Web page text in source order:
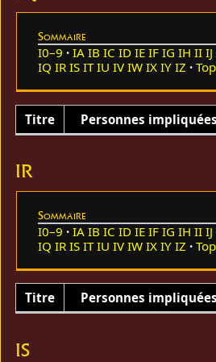
Sommaire
I0–9 IA IB IC ID IE IF IG IH II IJ
IQ IR IS IT IU IV IW IX IY IZ Top
Titre Personnes impliquées
IR
Sommaire
I0–9 IA IB IC ID IE IF IG IH II IJ
IQ IR IS IT IU IV IW IX IY IZ Top
Titre Personnes impliquées
IS